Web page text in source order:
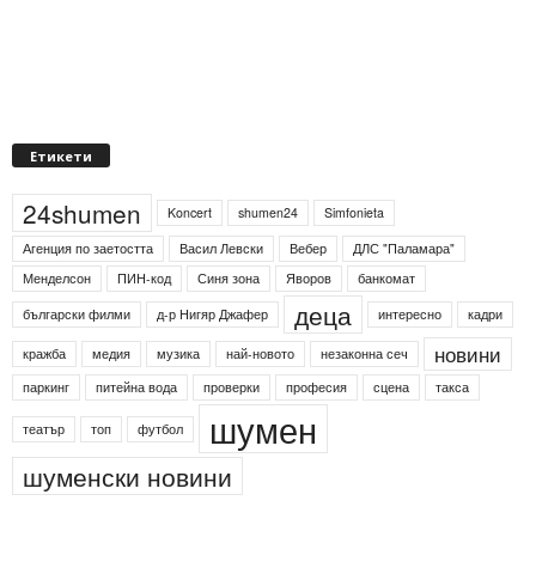
Етикети
24shumen Koncert shumen24
Simfonieta
Агенция по заетостта
Васил Левски Вебер
ДЛС "Паламара"
Менделсон
ПИН-код Синя зона Яворов
банкомат
български филми
д-р Нигяр Джафер деца интересно кадри
кражба медия музика най-новото незаконна сеч новини
паркинг питейна вода проверки професия сцена такса
театър топ футбол шумен
шуменски новини